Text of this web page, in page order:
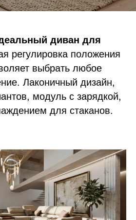
диван для
регулировка положения
выбрать любое
Лаконичный дизайн,
модуль с зарядкой,
для стаканов.